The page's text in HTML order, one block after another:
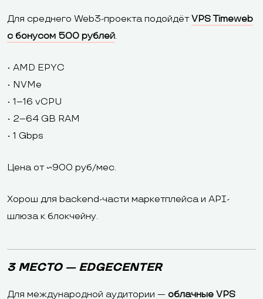
Для среднего Web3-проекта подойдётVPS Timeweb
с бонусом 500 рублей.
• AMD EPYC
• NVMe
• 1–16 vCPU
• 2–64 GB RAM
• 1 Gbps
Цена от ~900 руб/мес.
Хорош для backend-части маркетплейса и API-
шлюза к блокчейну.
3 МЕСТО — EDGECENTER
Для международной аудитории — облачные VPS